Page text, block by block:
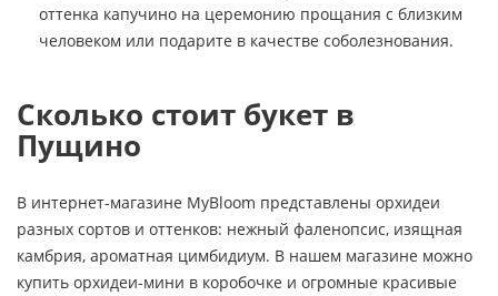
оттенка капучино на церемонию прощания с близким
человеком или подарите в качестве соболезнования.
Сколько стоит букет в
Пущино
В интернет-магазине MyBloom представлены орхидеи
разных сортов и оттенков: нежный фаленопсис, изящная
камбрия, ароматная цимбидиум. В нашем магазине можно
купить орхидеи-мини в коробочке и огромные красивые